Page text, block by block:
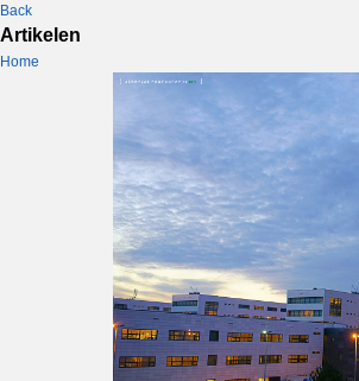
Back
Artikelen
Home